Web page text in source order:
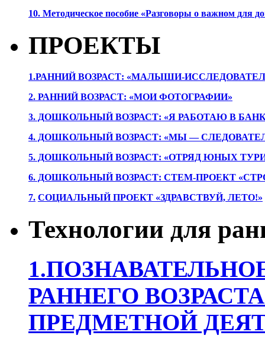
10. Методическое пособие «Разговоры о важном для
ПРОЕКТЫ
1.РАННИЙ ВОЗРАСТ: «МАЛЫШИ-
2. РАННИЙ ВОЗРАСТ: «МОИ ФОТОГРАФИИ»
3. ДОШКОЛЬНЫЙ ВОЗРАСТ: «Я РАБОТАЮ В
4. ДОШКОЛЬНЫЙ ВОЗРАСТ: «МЫ —
5. ДОШКОЛЬНЫЙ ВОЗРАСТ: «ОТРЯД ЮНЫХ
6. ДОШКОЛЬНЫЙ ВОЗРАСТ: СТЕМ-ПРОЕКТ
7. СОЦИАЛЬНЫЙ ПРОЕКТ «ЗДРАВСТВУЙ, ЛЕТО!»
Технологии для
РАННЕГО
ПРЕДМЕТНОЙ